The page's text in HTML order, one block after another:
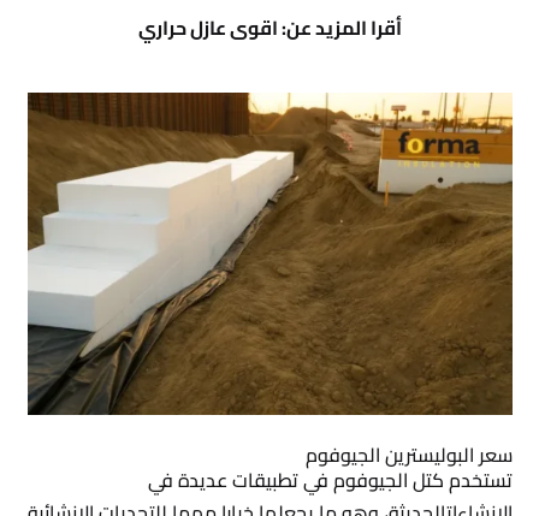
أقرا المزيد عن:اقوى عازل حراري
سعر البوليسترين الجيوفوم
تستخدم كتل الجيوفوم في تطبيقات عديدة في